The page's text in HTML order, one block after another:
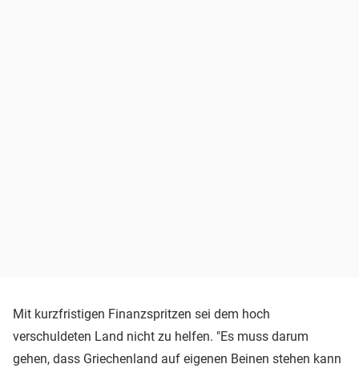
Mit kurzfristigen Finanzspritzen sei dem hoch
verschuldeten Land nicht zu helfen. "Es muss darum
gehen, dass Griechenland auf eigenen Beinen stehen kann